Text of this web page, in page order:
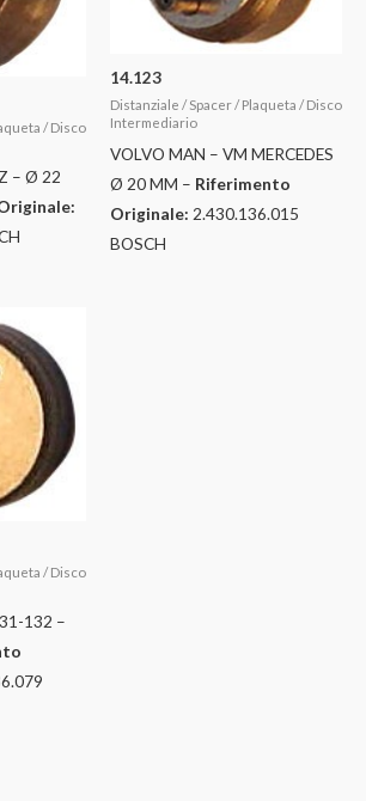
/ Disco
– Ø 22
14.123
Distanziale / Spacer / Plaqueta / Disco
Intermediario
VOLVO MAN – VM MERCEDES
Ø 20 MM – Riferimento
Originale: 2.430.136.015
BOSCH
/ Disco
132 –